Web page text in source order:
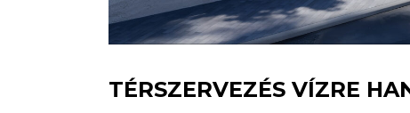
TÉRSZERVEZÉS VÍZRE